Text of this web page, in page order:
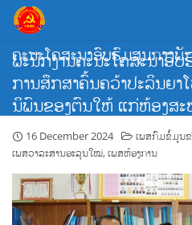
Skip
content
ຄະນະໂຄສະນາອົບຮົມສູນກາງພັ
ພະນັກງານຄະນະໂຄສະນາອົ
ການສຶກສາຄົ້ນຄວ້າປະລິນຍ
ນິພົນຂອງຕົນໃຫ້ ແກ່ຫ້ອງສ
16 December 2024 ເພສກົມຂໍ້ມູນ
ເພສວາລະສານອະລຸນໃໝ່,ເພສຫ້ອງການ